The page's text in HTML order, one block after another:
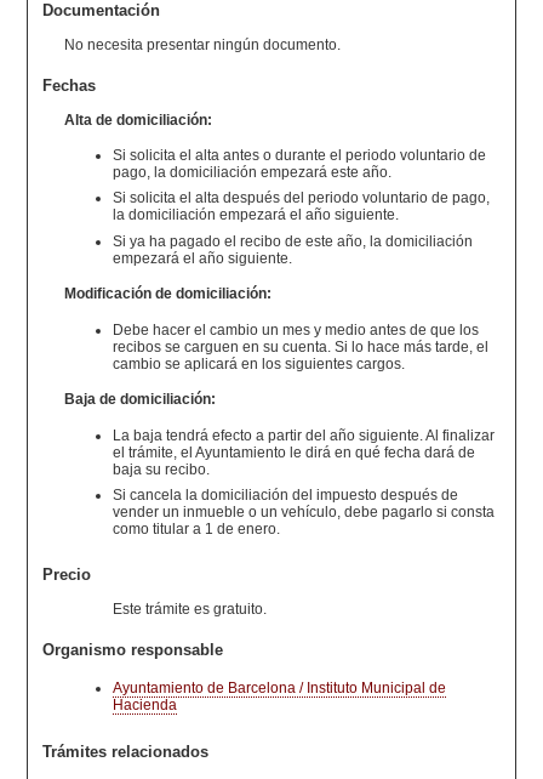
Documentación
No necesita presentar ningún documento.
Fechas
Alta de domiciliación:
Si solicita el alta antes o durante el periodo voluntario de
pago, la domiciliación empezará este año.
Si solicita el alta después del periodo voluntario de pago,
la domiciliación empezará el año siguiente.
Si ya ha pagado el recibo de este año, la domiciliación
empezará el año siguiente.
Modificación de domiciliación:
Debe hacer el cambio un mes y medio antes de que los
recibos se carguen en su cuenta. Si lo hace más tarde, el
cambio se aplicará en los siguientes cargos.
Baja de domiciliación:
La baja tendrá efecto a partir del año siguiente. Al finalizar
el trámite, el Ayuntamiento le dirá en qué fecha dará de
baja su recibo.
Si cancela la domiciliación del impuesto después de
vender un inmueble o un vehículo, debe pagarlo si consta
como titular a 1 de enero.
Precio
Este trámite es gratuito.
Organismo responsable
Ayuntamiento de Barcelona / Instituto Municipal de
Hacienda
Trámites relacionados